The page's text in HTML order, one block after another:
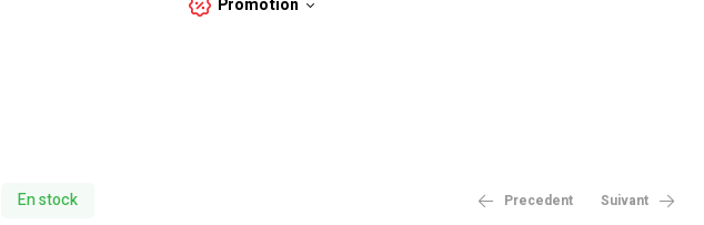
Promotion
En stock Precedent Suivant